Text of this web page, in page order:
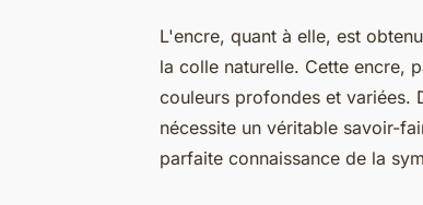
L'encre, quant à elle, est
la colle naturelle. Cette encre,
couleurs profondes et variées.
nécessite un véritable savoir-
parfaite connaissance de la